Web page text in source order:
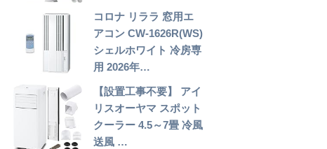
コロナ リララ 窓用エ
アコン CW-1626R(WS)
シェルホワイト 冷房専
用 2026年…
【設置工事不要】 アイ
リスオーヤマ スポット
クーラー 4.5～7畳 冷風
送風 …